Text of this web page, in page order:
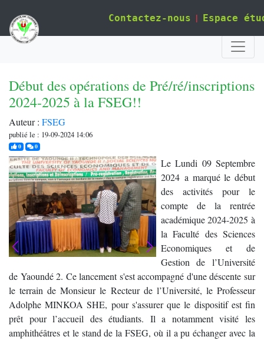
Contactez-nous | Espace
Début des opérations de Pré/ré/inscriptions
2024-2025 à la FSEG!!
Auteur : FSEG
publié le : 19-09-2024 14:06
0j'aime0commentaires
Le Lundi 09 Septembre
2024 a marqué le début
des activités pour le
compte de la rentrée
académique 2024-2025 à
la Faculté des Sciences
Economiques et de
Gestion de l’Université
de Yaoundé 2. Ce lancement s'est accompagné d'une déscente sur
le terrain de Monsieur le Recteur de l’Université, le Professeur
Adolphe MINKOA SHE, pour s'assurer que le dispositif est fin
prêt pour l’accueil des étudiants. Il a notamment visité les
amphithéâtres et le stand de la FSEG, où il a pu échanger avec la